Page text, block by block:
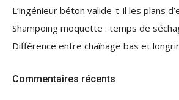
L’ingénieur béton valide-t-il les plans
Shampoing moquette : temps de
Différence entre chaînage bas et
Commentaires récents